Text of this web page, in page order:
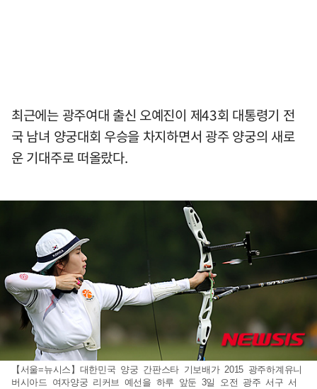
최근에는 광주여대 출신 오예진이 제43회 대통령기 전
국 남녀 양궁대회 우승을 차지하면서 광주 양궁의 새로
운 기대주로 떠올랐다.
【서울=뉴시스】대한민국 양궁 간판스타 기보배가 2015 광주하계유니
버시아드 여자양궁 리커브 예선을 하루 앞둔 3일 오전 광주 서구 서